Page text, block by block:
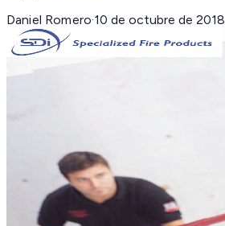
Daniel Romero·10 de octubre de 2018